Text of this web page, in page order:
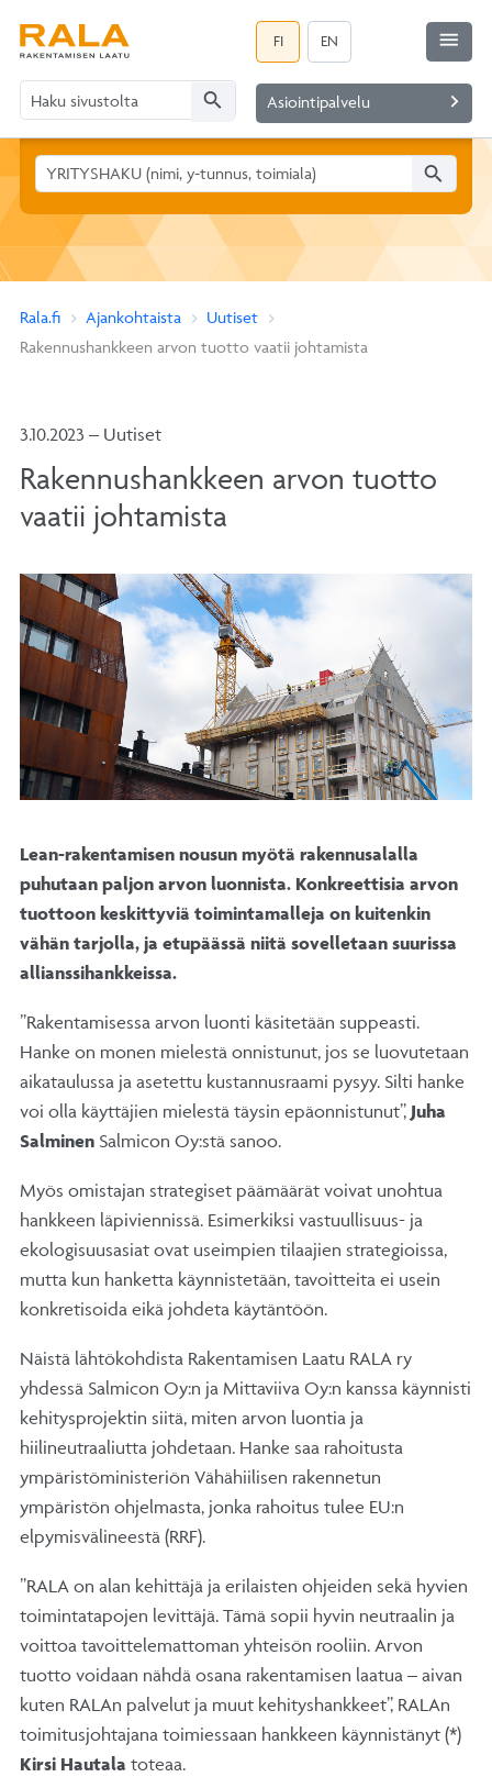
FI EN
search Asiointipalvelu navigate_next
menu
search
Rala.fi Ajankohtaista
Uutiset
Rakennushankkeen arvon tuotto vaatii johtamista
3.10.2023 – Uutiset
Rakennushankkeen arvon tuotto
vaatii johtamista
Lean-rakentamisen nousun myötä rakennusalalla
puhutaan paljon arvon luonnista. Konkreettisia arvon
tuottoon keskittyviä toimintamalleja on kuitenkin
vähän tarjolla, ja etupäässä niitä sovelletaan suurissa
allianssihankkeissa.
”Rakentamisessa arvon luonti käsitetään suppeasti.
Hanke on monen mielestä onnistunut, jos se luovutetaan
aikataulussa ja asetettu kustannusraami pysyy. Silti hanke
voi olla käyttäjien mielestä täysin epäonnistunut”, Juha
Salminen Salmicon Oy:stä sanoo.
Myös omistajan strategiset päämäärät voivat unohtua
hankkeen läpiviennissä. Esimerkiksi vastuullisuus- ja
ekologisuusasiat ovat useimpien tilaajien strategioissa,
mutta kun hanketta käynnistetään, tavoitteita ei usein
konkretisoida eikä johdeta käytäntöön.
Näistä lähtökohdista Rakentamisen Laatu RALA ry
yhdessä Salmicon Oy:n ja Mittaviiva Oy:n kanssa käynnisti
kehitysprojektin siitä, miten arvon luontia ja
hiilineutraaliutta johdetaan. Hanke saa rahoitusta
ympäristöministeriön Vähähiilisen rakennetun
ympäristön ohjelmasta, jonka rahoitus tulee EU:n
elpymisvälineestä (RRF).
”RALA on alan kehittäjä ja erilaisten ohjeiden sekä hyvien
toimintatapojen levittäjä. Tämä sopii hyvin neutraalin ja
voittoa tavoittelemattoman yhteisön rooliin. Arvon
tuotto voidaan nähdä osana rakentamisen laatua – aivan
kuten RALAn palvelut ja muut kehityshankkeet”, RALAn
toimitusjohtajana toimiessaan hankkeen käynnistänyt (*)
Kirsi Hautala toteaa.